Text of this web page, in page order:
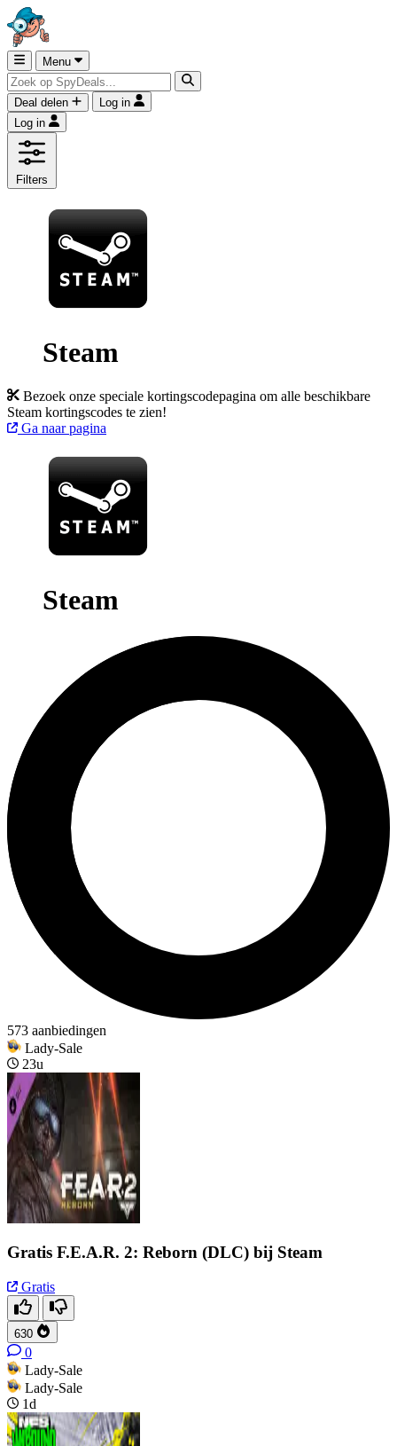
Menu
Deal delen
Log in
Log in
Filters
Steam
Bezoek onze speciale kortingscodepagina om alle beschikbare
Steam kortingscodes te zien!
Ga naar pagina
Steam
573 aanbiedingen
Lady-Sale
23u
Gratis F.E.A.R. 2: Reborn (DLC) bij Steam
Gratis
630
0
Lady-Sale
Lady-Sale
1d